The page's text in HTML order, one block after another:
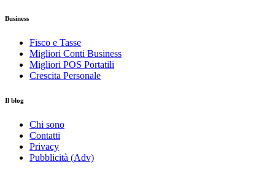
Business
Fisco e Tasse
Migliori Conti Business
Migliori POS Portatili
Crescita Personale
Il blog
Chi sono
Contatti
Privacy
Pubblicità (Adv)